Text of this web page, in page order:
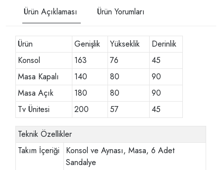
Ürün Açıklaması Ürün Yorumları
Ürün Genişlik Yükseklik
Derinlik
Konsol
163 76
45
Masa Kapalı
140 80
90
Masa Açık
180 80
90
Tv Ünitesi
200 57 45
Teknik Özellikler
Takım İçeriği
Konsol ve Aynası, Masa, 6 Adet
Sandalye